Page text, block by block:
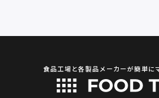
食品工場と各製品メーカーが簡単に